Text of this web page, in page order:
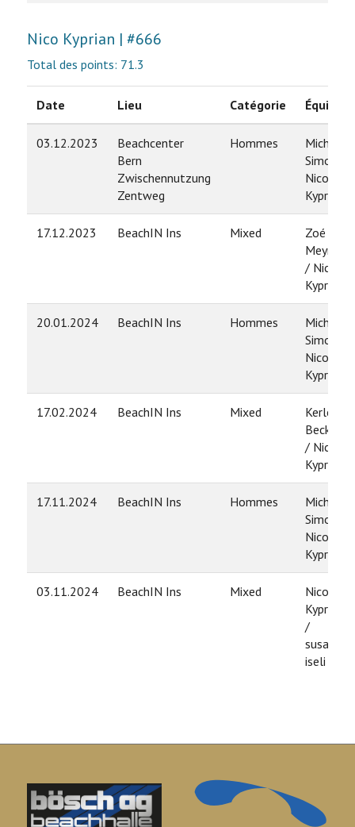
Nico Kyprian | #666
Total des points: 71.3
Date Lieu Catégorie Équipe
03.12.2023
Beachcenter
Bern
Zwischennutzung
Zentweg
Hommes
Michel
Simon /
Nico
Kyprian
17.12.2023 BeachIN Ins Mixed
Zoé
Meyrat
/ Nico
Kyprian
20.01.2024 BeachIN Ins Hommes
Michel
Simon /
Nico
Kyprian
17.02.2024 BeachIN Ins Mixed
Kerley
Becker
/ Nico
Kyprian
17.11.2024 BeachIN Ins Hommes
Michel
Simon /
Nico
Kyprian
03.11.2024 BeachIN Ins Mixed
Nico
Kyprian
/
susanne
iseli